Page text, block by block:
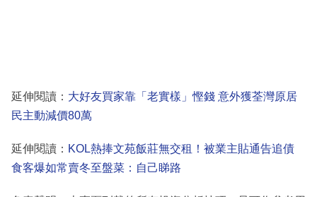
延伸閱讀： 大好友買家靠「老實樣」慳錢 意外獲荃灣原居
民主動減價80萬
延伸閱讀： KOL熱捧文苑飯莊無交租！被業主貼通告追債
食客爆如常賣冬至盤菜：自己睇路